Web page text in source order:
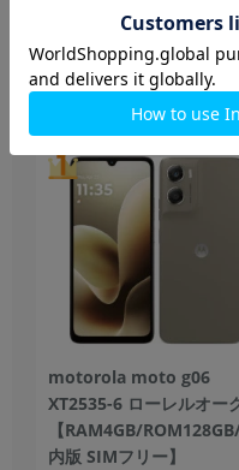
Androidスマホ
motorola moto g06
XT2535-6 ローレルオー
【RAM4GB/
内版 SIMフリー】